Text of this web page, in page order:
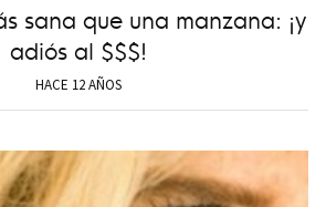
sana que una manzana: ¡y
adiós al $$$!
HACE 12 AÑOS